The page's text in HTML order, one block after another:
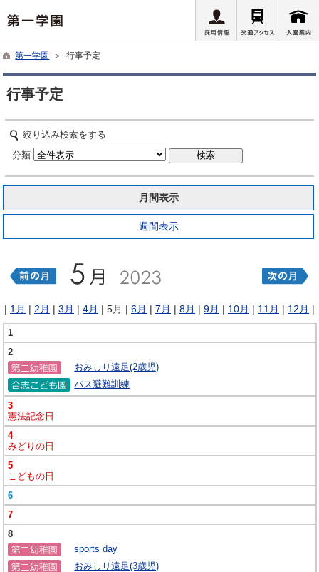
第一学園 ＞ 行事予定
行事予定
絞り込み検索をする
分類
月間表示
週間表示
| 1月 | 2月 | 3月 | 4月 | 5月 | 6月 | 7月 | 8月 | 9月 | 10月 | 11月 | 12月 |
1
2
おみしり遠足(2歳児)
バス避難訓練
3
憲法記念日
4
みどりの日
5
こどもの日
6
7
8
sports day
おみしり遠足(3歳児)